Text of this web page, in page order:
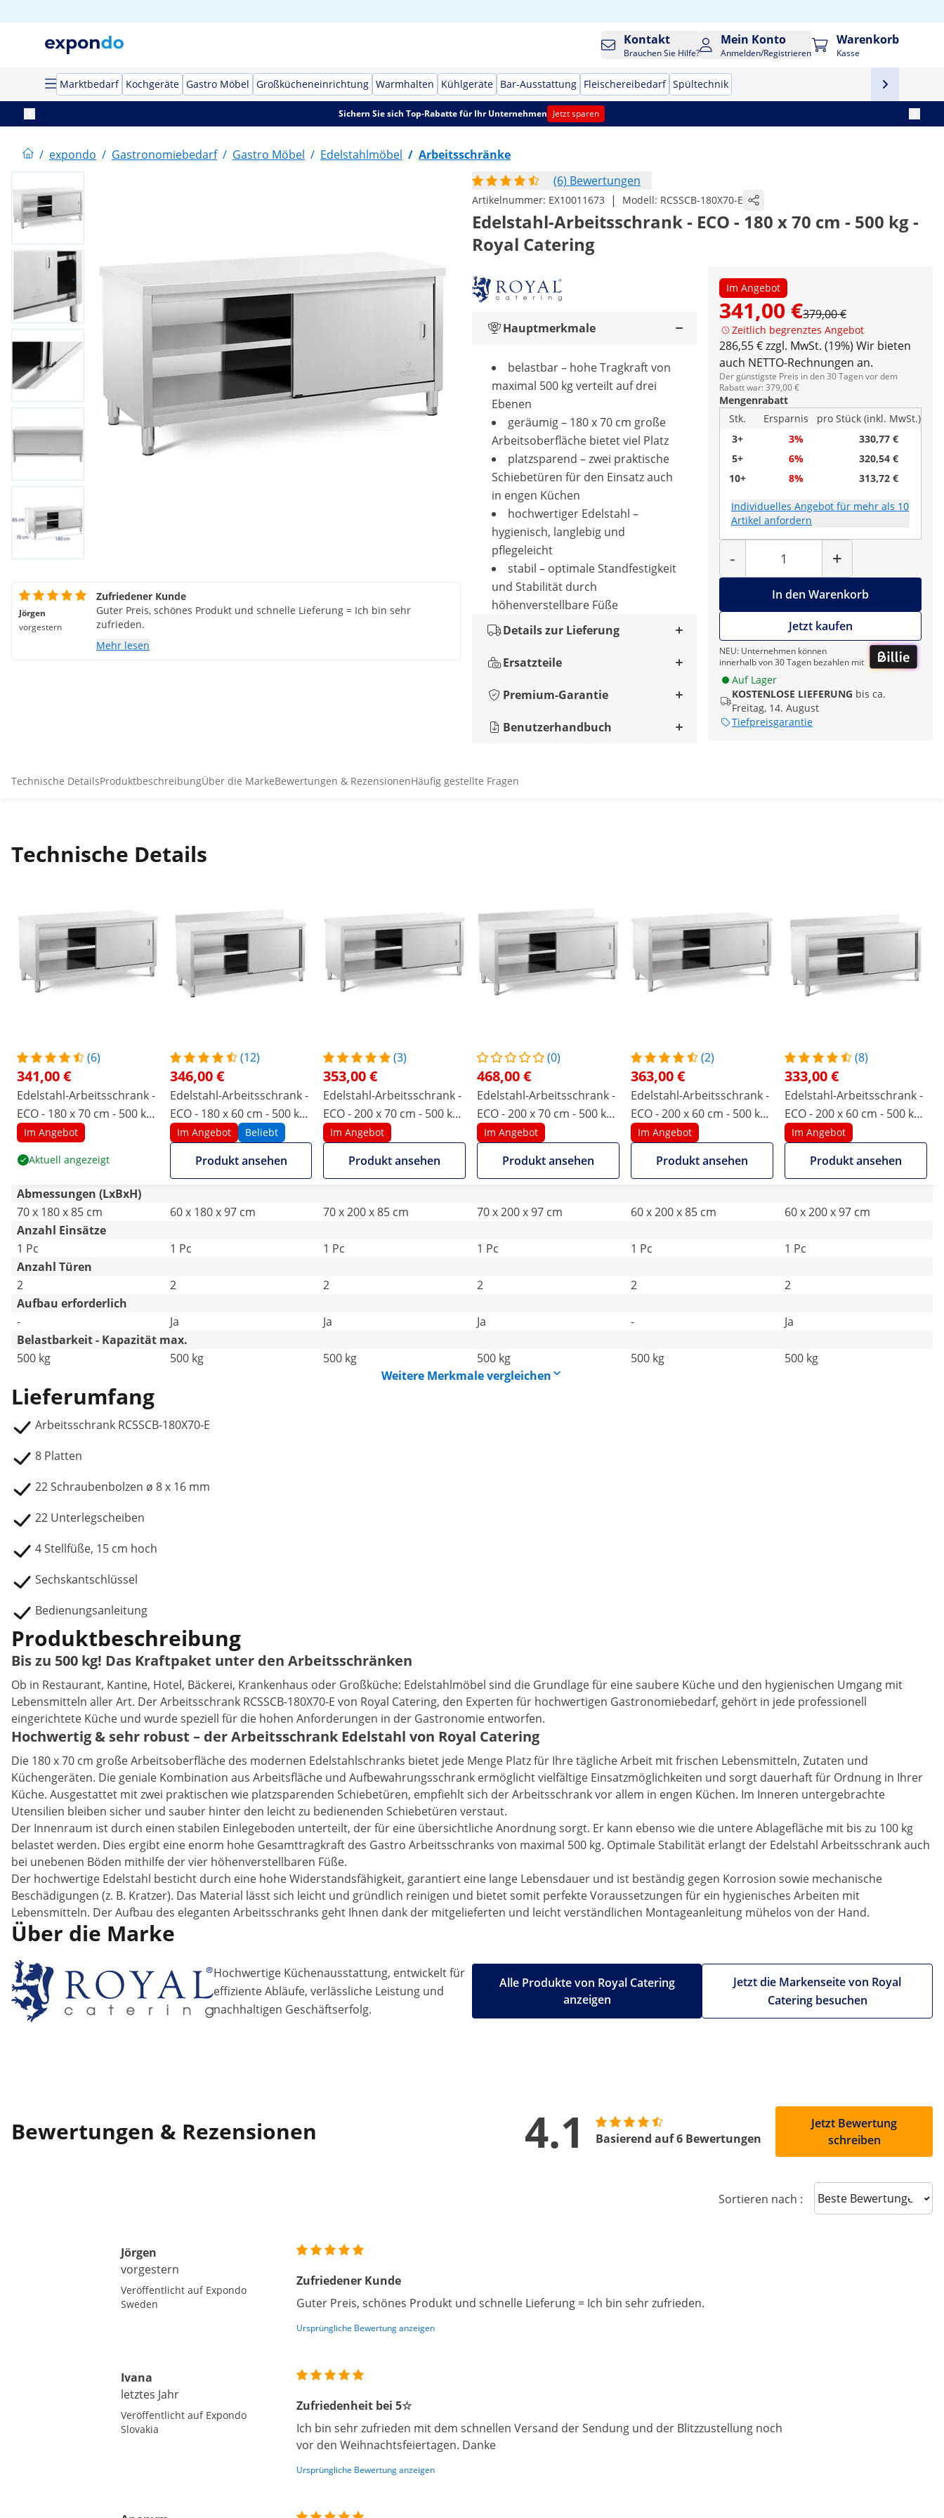
Kontakt
Brauchen Sie Hilfe?
Mein Konto
Anmelden/Registrieren
Warenkorb
Kasse
Marktbedarf Kochgeräte Gastro Möbel Großkücheneinrichtung Warmhalten Kühlgeräte Bar-Ausstattung Fleischereibedarf Spültechnik
Sichern Sie sich Top-Rabatte für Ihr Unternehmen Jetzt sparen
/ expondo / Gastronomiebedarf / Gastro Möbel / Edelstahlmöbel / Arbeitsschränke
(6) Bewertungen
Artikelnummer: EX10011673 | Modell: RCSSCB-180X70-E
Edelstahl-Arbeitsschrank - ECO - 180 x 70 cm - 500 kg -
Royal Catering
Im Angebot
341,00 €379,00 €
Zeitlich begrenztes Angebot
286,55 € zzgl. MwSt. (19%) Wir bieten
auch NETTO-Rechnungen an.
Der günstigste Preis in den 30 Tagen vor dem
Rabatt war: 379,00 €
Mengenrabatt
Stk.
Ersparnis
pro Stück (inkl. MwSt.)
3+
3%
330,77 €
5+
6%
320,54 €
10+
8% 313,72 €
Individuelles Angebot für mehr als 10
Artikel anfordern
-
Menge
+
In den Warenkorb
Jetzt kaufen
NEU: Unternehmen können
innerhalb von 30 Tagen bezahlen mit
Auf Lager
KOSTENLOSE LIEFERUNG bis ca.
Freitag, 14. August
Tiefpreisgarantie
Hauptmerkmale
belastbar – hohe Tragkraft von
maximal 500 kg verteilt auf drei
Ebenen
geräumig – 180 x 70 cm große
Arbeitsoberfläche bietet viel Platz
platzsparend – zwei praktische
Schiebetüren für den Einsatz auch
in engen Küchen
hochwertiger Edelstahl –
hygienisch, langlebig und
pflegeleicht
stabil – optimale Standfestigkeit
und Stabilität durch
höhenverstellbare Füße
Details zur Lieferung
Ersatzteile
Premium-Garantie
Benutzerhandbuch
Jörgen
vorgestern
Zufriedener Kunde
Guter Preis, schönes Produkt und schnelle Lieferung = Ich bin sehr
zufrieden.
Mehr lesen
Technische DetailsProduktbeschreibungÜber die MarkeBewertungen & RezensionenHäufig gestellte Fragen
Technische Details
(6)
341,00 €
Edelstahl-Arbeitsschrank -
ECO - 180 x 70 cm - 500 kg -
Royal Catering
Im Angebot
Aktuell angezeigt
(12)
346,00 €
Edelstahl-Arbeitsschrank -
ECO - 180 x 60 cm - 500 kg -
Aufkantung - Royal
Catering
Im Angebot Beliebt
Produkt ansehen
(3)
353,00 €
Edelstahl-Arbeitsschrank -
ECO - 200 x 70 cm - 500 kg -
Royal Catering
Im Angebot
Produkt ansehen
(0)
468,00 €
Edelstahl-Arbeitsschrank -
ECO - 200 x 70 cm - 500 kg -
Aufkantung - Royal
Catering
Im Angebot
Produkt ansehen
(2)
363,00 €
Edelstahl-Arbeitsschrank -
ECO - 200 x 60 cm - 500 kg -
Royal Catering
Im Angebot
Produkt ansehen
(8)
333,00 €
Edelstahl-Arbeitsschrank -
ECO - 200 x 60 cm - 500 kg -
Aufkantung - Royal
Catering
Im Angebot
Produkt ansehen
Abmessungen (LxBxH)
70 x 180 x 85 cm
60 x 180 x 97 cm 70 x 200 x 85 cm 70 x 200 x 97 cm 60 x 200 x 85 cm
60 x 200 x 97 cm
Anzahl Einsätze
1 Pc
1 Pc 1 Pc 1 Pc 1 Pc
1 Pc
Anzahl Türen
2
2 2 2 2
2
Aufbau erforderlich
-
Ja Ja Ja -
Ja
Belastbarkeit - Kapazität max.
500 kg
500 kg 500 kg 500 kg 500 kg
500 kg
Weitere Merkmale vergleichen
Lieferumfang
Arbeitsschrank RCSSCB-180X70-E
8 Platten
22 Schraubenbolzen ø 8 x 16 mm
22 Unterlegscheiben
4 Stellfüße, 15 cm hoch
Sechskantschlüssel
Bedienungsanleitung
Produktbeschreibung
Bis zu 500 kg! Das Kraftpaket unter den Arbeitsschränken
Ob in Restaurant, Kantine, Hotel, Bäckerei, Krankenhaus oder Großküche: Edelstahlmöbel sind die Grundlage für eine saubere Küche und den hygienischen Umgang mit
Lebensmitteln aller Art. Der Arbeitsschrank RCSSCB-180X70-E von Royal Catering, den Experten für hochwertigen Gastronomiebedarf, gehört in jede professionell
eingerichtete Küche und wurde speziell für die hohen Anforderungen in der Gastronomie entworfen.
Hochwertig & sehr robust – der Arbeitsschrank Edelstahl von Royal Catering
Die 180 x 70 cm große Arbeitsoberfläche des modernen Edelstahlschranks bietet jede Menge Platz für Ihre tägliche Arbeit mit frischen Lebensmitteln, Zutaten und
Küchengeräten. Die geniale Kombination aus Arbeitsfläche und Aufbewahrungsschrank ermöglicht vielfältige Einsatzmöglichkeiten und sorgt dauerhaft für Ordnung in Ihrer
Küche. Ausgestattet mit zwei praktischen wie platzsparenden Schiebetüren, empfiehlt sich der Arbeitsschrank vor allem in engen Küchen. Im Inneren untergebrachte
Utensilien bleiben sicher und sauber hinter den leicht zu bedienenden Schiebetüren verstaut.
Der Innenraum ist durch einen stabilen Einlegeboden unterteilt, der für eine übersichtliche Anordnung sorgt. Er kann ebenso wie die untere Ablagefläche mit bis zu 100 kg
belastet werden. Dies ergibt eine enorm hohe Gesamttragkraft des Gastro Arbeitsschranks von maximal 500 kg. Optimale Stabilität erlangt der Edelstahl Arbeitsschrank auch
bei unebenen Böden mithilfe der vier höhenverstellbaren Füße.
Der hochwertige Edelstahl besticht durch eine hohe Widerstandsfähigkeit, garantiert eine lange Lebensdauer und ist beständig gegen Korrosion sowie mechanische
Beschädigungen (z. B. Kratzer). Das Material lässt sich leicht und gründlich reinigen und bietet somit perfekte Voraussetzungen für ein hygienisches Arbeiten mit
Lebensmitteln. Der Aufbau des eleganten Arbeitsschranks geht Ihnen dank der mitgelieferten und leicht verständlichen Montageanleitung mühelos von der Hand.
Über die Marke
Hochwertige Küchenausstattung, entwickelt für
effiziente Abläufe, verlässliche Leistung und
nachhaltigen Geschäftserfolg.
Jetzt die Markenseite von Royal
Catering besuchen
Alle Produkte von Royal Catering
anzeigen
Bewertungen & Rezensionen 4.1 Basierend auf 6 Bewertungen
Jetzt Bewertung
schreiben
Sortieren nach : Sort reviews
Jörgen
vorgestern
Veröffentlicht auf Expondo
Sweden
Zufriedener Kunde
Guter Preis, schönes Produkt und schnelle Lieferung = Ich bin sehr zufrieden.
Ursprüngliche Bewertung anzeigen
Ivana
letztes Jahr
Veröffentlicht auf Expondo
Slovakia
Zufriedenheit bei 5☆
Ich bin sehr zufrieden mit dem schnellen Versand der Sendung und der Blitzzustellung noch
vor den Weihnachtsfeiertagen. Danke
Ursprüngliche Bewertung anzeigen